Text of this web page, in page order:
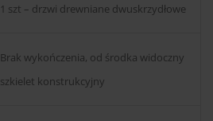
1 szt – drzwi drewniane dwuskrzydłowe
Brak wykończenia, od środka widoczny
szkielet konstrukcyjny